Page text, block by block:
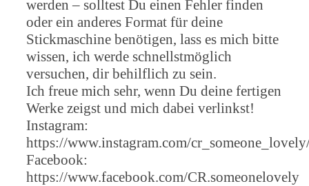
werden – solltest Du einen Fehler finden
oder ein anderes Format für deine
Stickmaschine benötigen, lass es mich bitte
wissen, ich werde schnellstmöglich
versuchen, dir behilflich zu sein.
Ich freue mich sehr, wenn Du deine fertigen
Werke zeigst und mich dabei verlinkst!
Instagram:
https://www.instagram.com/
Facebook:
https://www.facebook.com/CR.someonelovely